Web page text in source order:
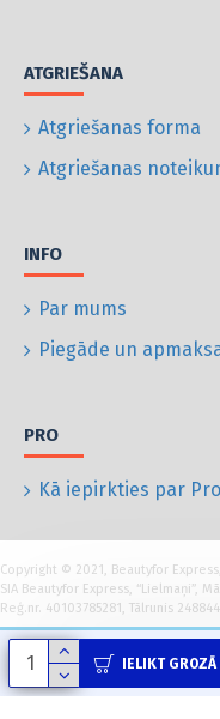
IELIKT GROZĀ
ATGRIEŠANA
Atgriešanas forma
Atgriešanas
INFO
Par mums
Piegāde un
PRO
Kā iepirkties par
Copyright © 2021, Beautyfor
SIA Beautyfor Express, “Lielmaņi”,
Reģ.nr. 40103785281, Tālrunis